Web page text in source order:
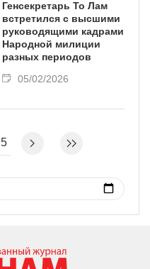
Генсекретарь То Лам
встретился с высшими
руководящими кадрами
Народной милиции
разных периодов
05/02/2026
5